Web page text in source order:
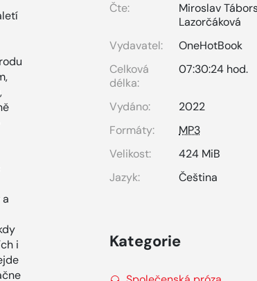
i
Čte:
Miroslav
Lazorčáková
Vydavatel:
OneHotBook
Celková
délka:
07:30:24 hod.
Vydáno:
2022
Formáty:
MP3
Velikost:
424 MiB
Jazyk:
Čeština
Kategorie